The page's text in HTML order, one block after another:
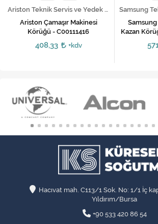
Ariston Teknik Servis ve Yedek Parça Hizmetleri
Ariston Çamaşır Makinesi
Körüğü - C00111416
408,33 +kdv
Samsung
Kazan
Hacıvat mah. C113/1 Sok. No: 1/1 İç
Yıldırım/Bursa
+90 533 420 86 54